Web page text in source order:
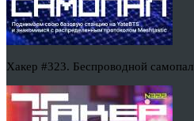
Хакер #323. Беспроводной самопал